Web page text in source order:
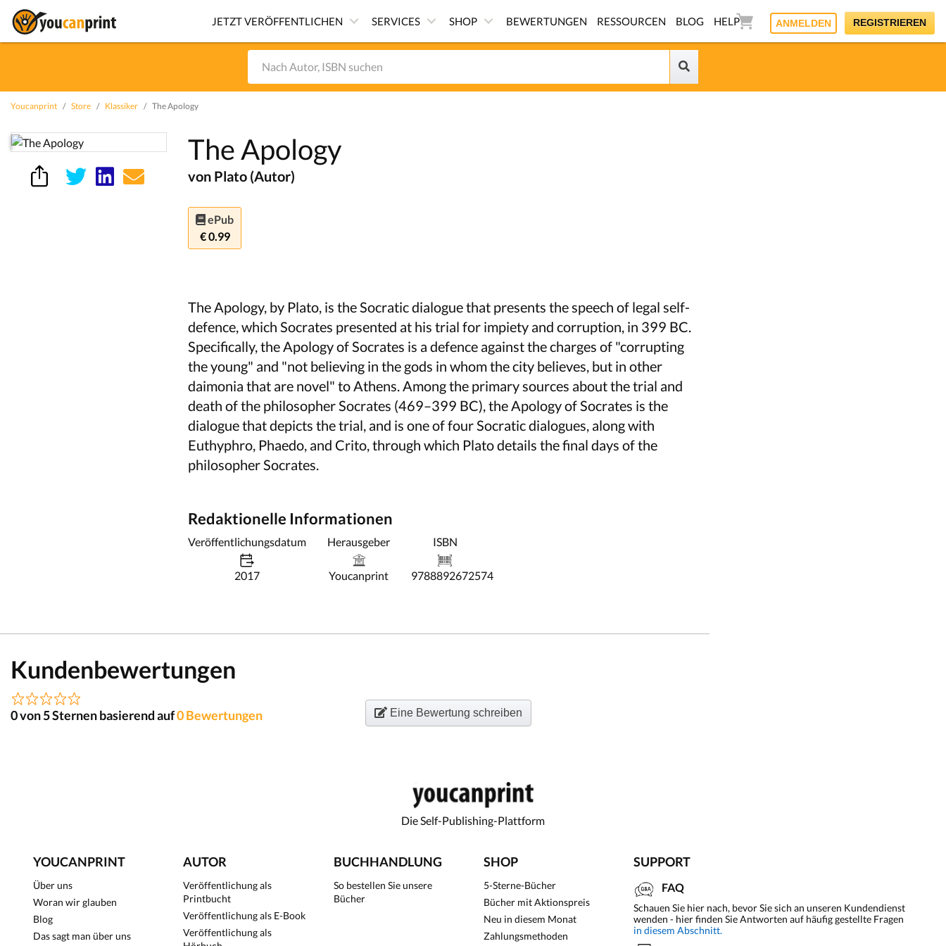
JETZT VERÖFFENTLICHEN SERVICES SHOP BEWERTUNGEN RESSOURCEN BLOG HELP ANMELDEN REGISTRIEREN
Youcanprint Store Klassiker The Apology
The Apology
von Plato (Autor)
ePub
€ 0.99
The Apology, by Plato, is the Socratic dialogue that presents the speech of legal self-
defence, which Socrates presented at his trial for impiety and corruption, in 399 BC.
Specifically, the Apology of Socrates is a defence against the charges of "corrupting
the young" and "not believing in the gods in whom the city believes, but in other
daimonia that are novel" to Athens. Among the primary sources about the trial and
death of the philosopher Socrates (469–399 BC), the Apology of Socrates is the
dialogue that depicts the trial, and is one of four Socratic dialogues, along with
Euthyphro, Phaedo, and Crito, through which Plato details the final days of the
philosopher Socrates.
Redaktionelle Informationen
Veröffentlichungsdatum
2017
Herausgeber
Youcanprint
ISBN
9788892672574
Kundenbewertungen
0 von 5 Sternen basierend auf0 Bewertungen Eine Bewertung schreiben
Die Self-Publishing-Plattform
YOUCANPRINT
Über uns
Woran wir glauben
Blog
Das sagt man über uns
AUTOR
Veröffentlichung als
Printbucht
Veröffentlichung als E-Book
Veröffentlichung als
BUCHHANDLUNG
So bestellen Sie unsere
Bücher
SHOP
5-Sterne-Bücher
Bücher mit Aktionspreis
Neu in diesem Monat
Zahlungsmethoden
SUPPORT
FAQ
Schauen Sie hier nach, bevor Sie sich an unseren Kundendienst
wenden - hier finden Sie Antworten auf häufig gestellte Fragen
in diesem Abschnitt.